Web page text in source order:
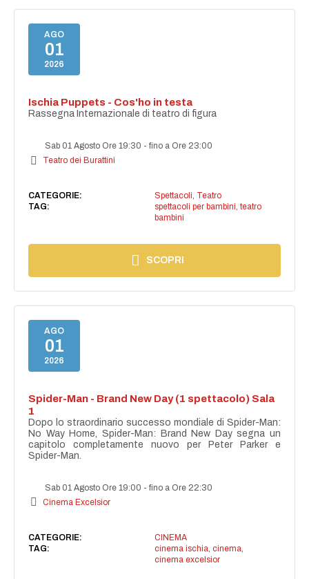
AGO
01
2026
Ischia Puppets - Cos'ho in testa
Rassegna Internazionale di teatro di figura
Sab 01 Agosto Ore 19:30 -fino a Ore 23:00
Teatro dei Burattini
CATEGORIE: Spettacoli, Teatro
TAG:
spettacoli per bambini, teatro
bambini
SCOPRI
AGO
01
2026
Spider-Man - Brand New Day (1 spettacolo) Sala
1
Dopo lo straordinario successo mondiale di Spider-Man:
No Way Home, Spider-Man: Brand New Day segna un
capitolo completamente nuovo per Peter Parker e
Spider-Man.
Sab 01 Agosto Ore 19:00 -fino a Ore 22:30
Cinema Excelsior
CATEGORIE:
CINEMA
TAG:
cinema ischia cinema
cinema excelsior